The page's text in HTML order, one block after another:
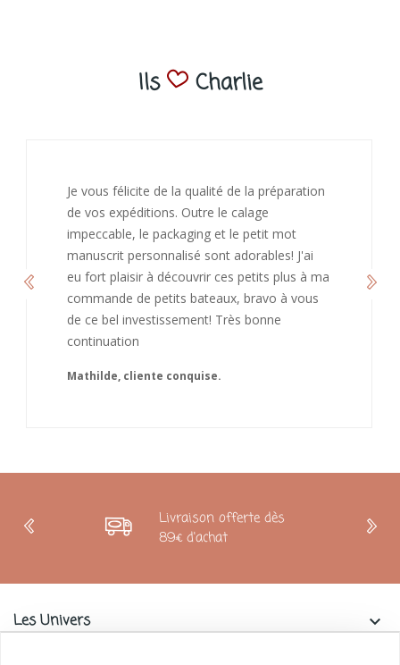
Ils Charlie
J’ai adoré ouvrir ce paquet votre message est
bienveillant et fait plaisir. Je ne manquerai pas
de recommandé chez vous. Bonne
continuation et merci à vous.
Caroline
Livraison offerte dès
89€ d'achat
Les Univers
keyboard_arrow_down